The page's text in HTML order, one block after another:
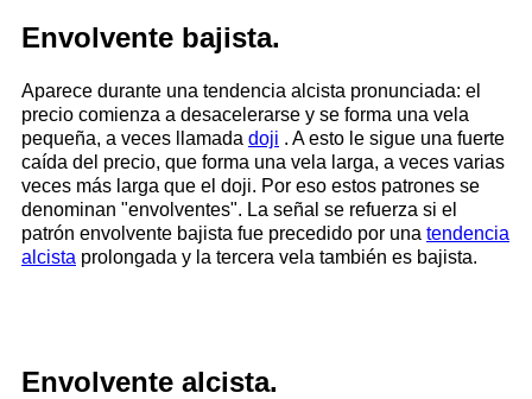
Envolvente bajista.
Aparece durante una tendencia alcista pronunciada: el
precio comienza a desacelerarse y se forma una vela
pequeña, a veces llamada doji . A esto le sigue una fuerte
caída del precio, que forma una vela larga, a veces varias
veces más larga que el doji. Por eso estos patrones se
denominan "envolventes". La señal se refuerza si el
patrón envolvente bajista fue precedido por una tendencia
alcista prolongada y la tercera vela también es bajista.
Envolvente alcista.